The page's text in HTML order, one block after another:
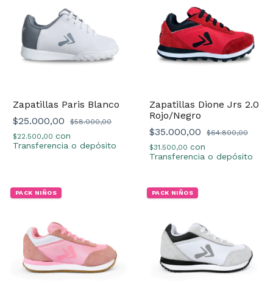
Zapatillas Paris Blanco
$25.000,00
$58.000,00
$22.500,00 con
Transferencia o depósito
Zapatillas Dione Jrs 2.0
Rojo/Negro
$35.000,00
$64.800,00
$31.500,00 con
Transferencia o depósito
PACK NIÑOS PACK NIÑOS